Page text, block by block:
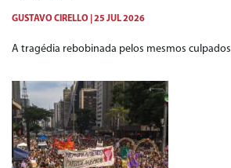
GUSTAVO CIRELLO 25 JUL 2026
A tragédia rebobinada pelos mesmos culpados